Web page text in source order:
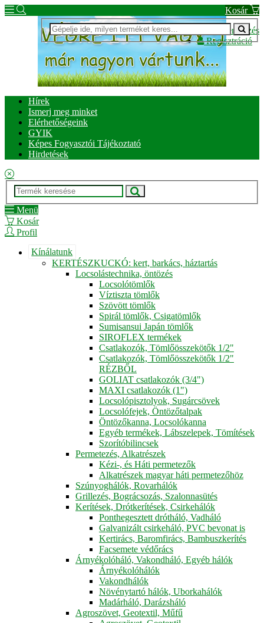
Kosár
Bejelentkezés
Regisztráció
Hírek
Ismerj meg minket
Elérhetőségeink
GYIK
Képes Fogyasztói Tájékoztató
Hirdetések
Menü
Kosár
Profil
Kínálatunk
KERTÉSZKUCKÓ: kert, barkács, háztartás
Locsolástechnika, öntözés
Locsolótömlők
Víztiszta tömlők
Szövött tömlők
Spirál tömlők, Csigatömlők
Sumisansui Japán tömlők
SIROFLEX termékek
Csatlakozók, Tömlőösszekötők 1/2"
Csatlakozók, Tömlőösszekötők 1/2"
RÉZBŐL
GOLIAT csatlakozók (3/4")
MAXI csatlakozók (1")
Locsolópisztolyok, Sugárcsövek
Locsolófejek, Öntözőtalpak
Öntözőkanna, Locsolókanna
Egyéb termékek, Lábszelepek, Tömítések
Szorítóbilincsek
Permetezés, Alkatrészek
Kézi-, és Háti permetezők
Alkatrészek magyar háti permetezőhöz
Szúnyoghálók, Rovarhálók
Grillezés, Bográcsozás, Szalonnasütés
Kerítések, Drótkerítések, Csirkehálók
Ponthegesztett drótháló, Vadháló
Galvanizált csirkeháló, PVC bevonat is
Kertirács, Baromfirács, Bambuszkerítés
Facsemete védőrács
Árnyékolóháló, Vakondháló, Egyéb hálók
Árnyékolóhálók
Vakondhálók
Növénytartó hálók, Uborkahálók
Madárháló, Darázsháló
Agroszövet, Geotextil, Műfű